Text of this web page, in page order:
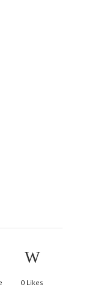
0 Likes